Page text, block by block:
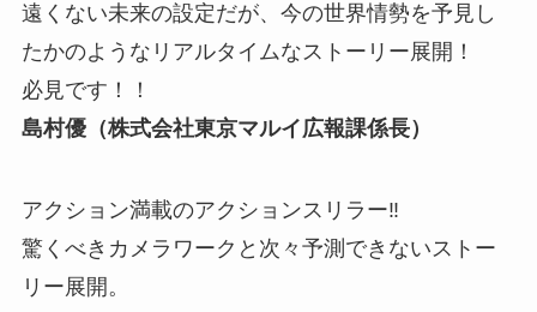
遠くない未来の設定だが、今の世界情勢を予見し
たかのようなリアルタイムなストーリー展開！
必見です！！
島村優（株式会社東京マルイ広報課係長）
アクション満載のアクションスリラー‼
驚くべきカメラワークと次々予測できないストー
リー展開。